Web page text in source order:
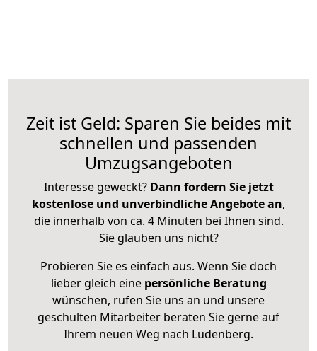
Zeit ist Geld: Sparen Sie beides mit
schnellen und passenden
Umzugsangeboten
Interesse geweckt? Dann fordern Sie jetzt
kostenlose und unverbindliche Angebote an,
die innerhalb von ca. 4 Minuten bei Ihnen sind.
Sie glauben uns nicht?
Probieren Sie es einfach aus. Wenn Sie doch
lieber gleich eine persönliche Beratung
wünschen, rufen Sie uns an und unsere
geschulten Mitarbeiter beraten Sie gerne auf
Ihrem neuen Weg nach Ludenberg.